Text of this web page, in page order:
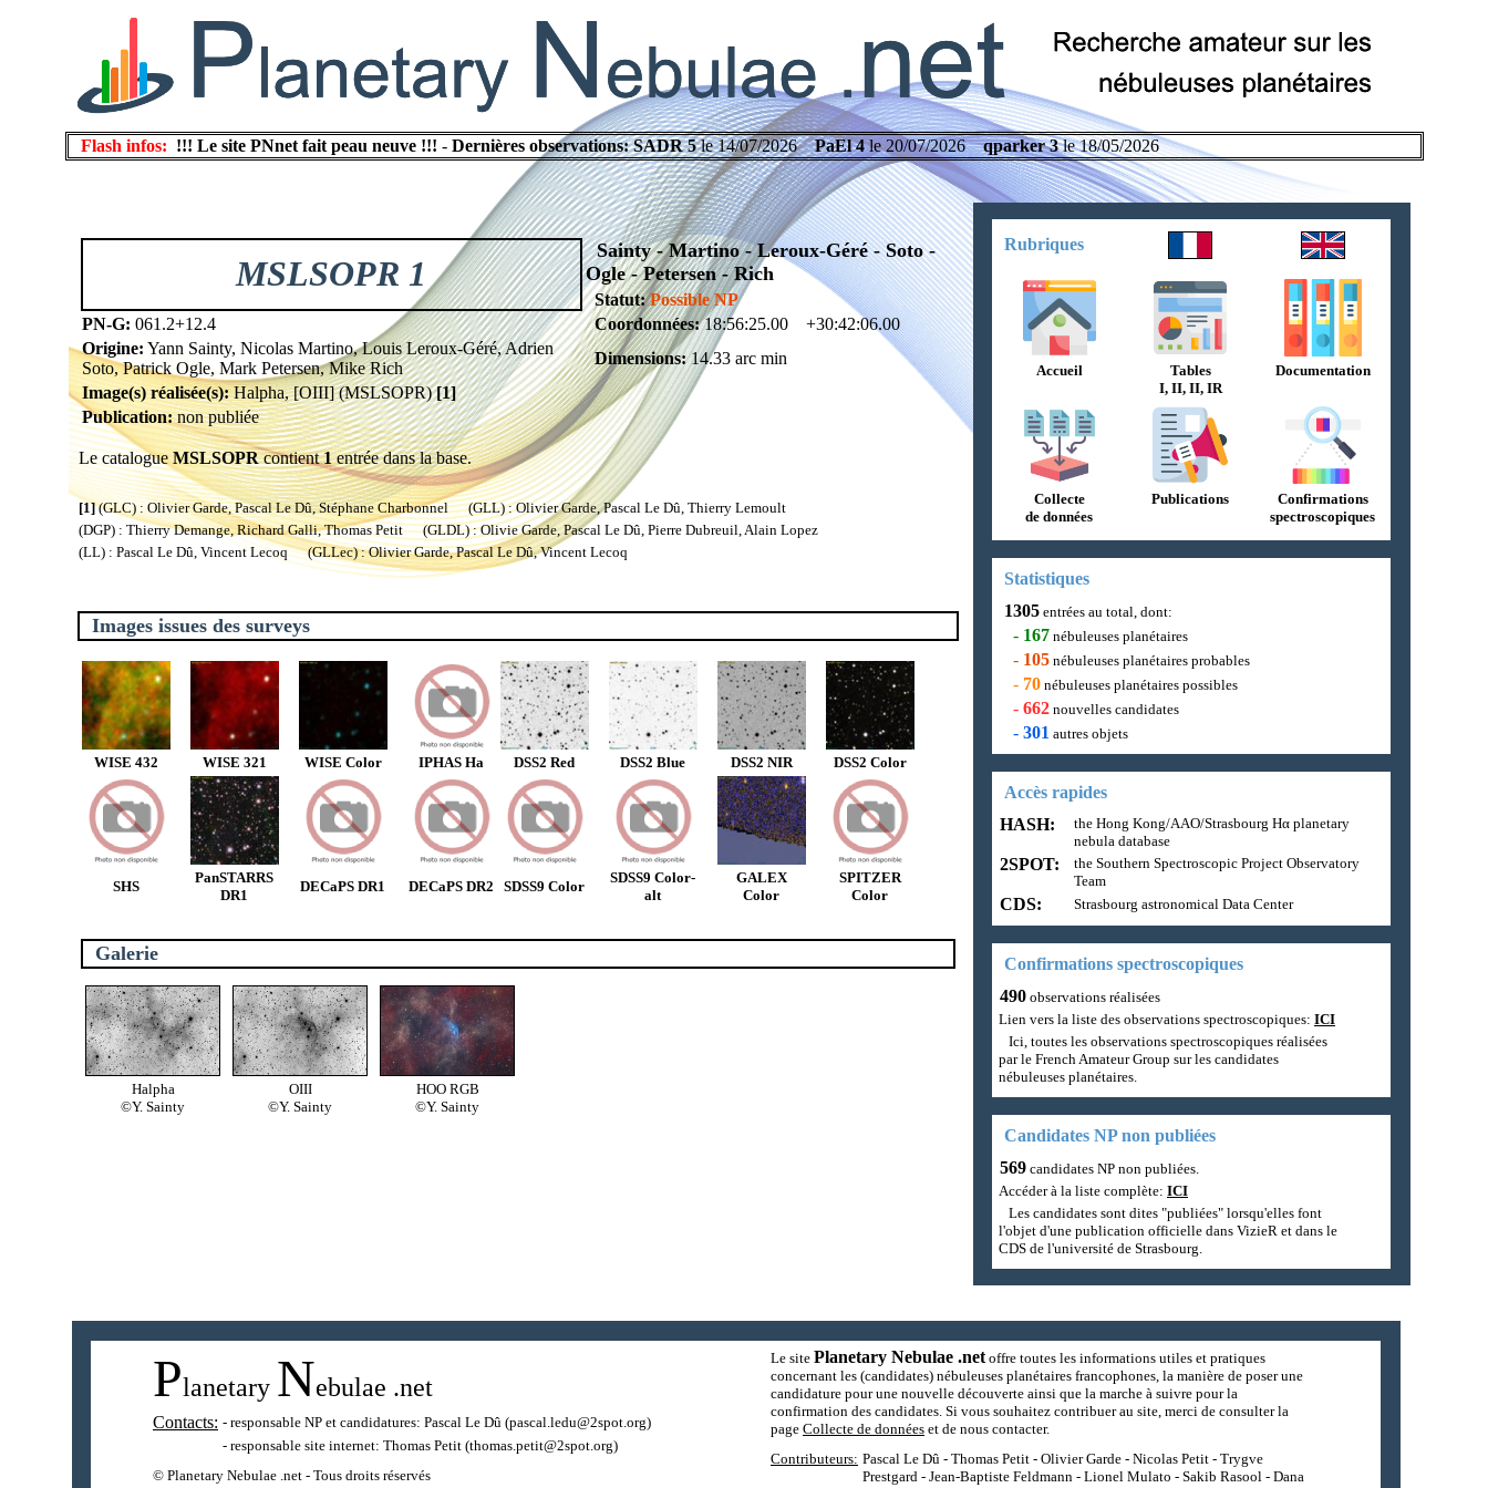
Flash infos: !!! Le site PNnet fait peau neuve !!! - Dernières observations: SADR 5le 14/07/2026PaEl 4le 20/07/2026qparker 3le 18/05/2026
MSLSOPR 1
Sainty - Martino - Leroux-Géré - Soto -
Ogle - Petersen - Rich
Statut: Possible NP
PN-G: 061.2+12.4 Coordonnées:18:56:25.00 +30:42:06.00
Origine: Yann Sainty, Nicolas Martino, Louis Leroux-Géré, Adrien
Soto, Patrick Ogle, Mark Petersen, Mike Rich
Dimensions:14.33 arc min
Image(s) réalisée(s):Halpha, [OIII] (MSLSOPR)[1]
Publication:non publiée
Le catalogueMSLSOPRcontient1entrée dans la base.
[1](GLC) : Olivier Garde, Pascal Le Dû, Stéphane Charbonnel (GLL) : Olivier Garde, Pascal Le Dû, Thierry Lemoult
(DGP) : Thierry Demange, Richard Galli, Thomas Petit (GLDL) : Olivie Garde, Pascal Le Dû, Pierre Dubreuil, Alain Lopez
(LL) : Pascal Le Dû, Vincent Lecoq (GLLec) : Olivier Garde, Pascal Le Dû, Vincent Lecoq
Images issues des surveys
WISE 432 WISE 321 WISE Color IPHAS Ha DSS2 Red DSS2 Blue DSS2 NIR DSS2 Color
SHS
PanSTARRS
DR1
DECaPS DR1 DECaPS DR2 SDSS9 Color
SDSS9 Color-
alt
GALEX
Color
SPITZER
Color
Galerie
Halpha
©Y. Sainty
OIII
©Y. Sainty
HOO RGB
©Y. Sainty
Rubriques
Accueil
Tables
I, II, II, IR
Documentation
Collecte
de données
Publications
Confirmations
spectroscopiques
Statistiques
1305 entrées au total, dont:
- 167 nébuleuses planétaires
- 105 nébuleuses planétaires probables
- 70 nébuleuses planétaires possibles
- 662 nouvelles candidates
- 301 autres objets
Accès rapides
HASH:
the Hong Kong/AAO/Strasbourg Hα planetary
nebula database
2SPOT:
the Southern Spectroscopic Project Observatory
Team
CDS: Strasbourg astronomical Data Center
Confirmations spectroscopiques
490 observations réalisées
Lien vers la liste des observations spectroscopiques: ICI
Ici, toutes les observations spectroscopiques réalisées
par le French Amateur Group sur les candidates
nébuleuses planétaires.
Candidates NP non publiées
569 candidates NP non publiées.
Accéder à la liste complète: ICI
Les candidates sont dites "publiées" lorsqu'elles font
l'objet d'une publication officielle dans VizieR et dans le
CDS de l'université de Strasbourg.
Planetary Nebulae .net
Contacts: - responsable NP et candidatures: Pascal Le Dû (pascal.ledu@2spot.org)
- responsable site internet: Thomas Petit (thomas.petit@2spot.org)
© Planetary Nebulae .net - Tous droits réservés
Le site Planetary Nebulae .netoffre toutes les informations utiles et pratiques
concernant les (candidates) nébuleuses planétaires francophones, la manière de poser une
candidature pour une nouvelle découverte ainsi que la marche à suivre pour la
confirmation des candidates. Si vous souhaitez contribuer au site, merci de consulter la
page Collecte de données et de nous contacter.
Contributeurs: Pascal Le Dû - Thomas Petit - Olivier Garde - Nicolas Petit - Trygve
Prestgard - Jean-Baptiste Feldmann - Lionel Mulato - Sakib Rasool - Dana